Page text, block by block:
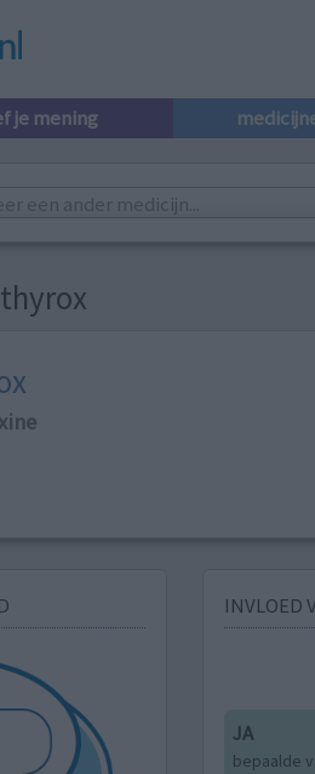
je mening
een ander medicijn...
INVLOED
JA
bepaalde